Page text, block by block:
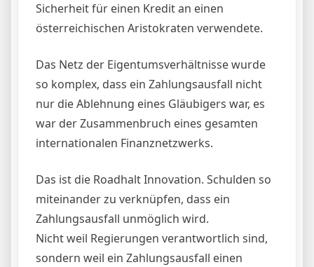
Sicherheit für einen Kredit an einen
österreichischen Aristokraten verwendete.
Das Netz der Eigentumsverhältnisse wurde
so komplex, dass ein Zahlungsausfall nicht
nur die Ablehnung eines Gläubigers war, es
war der Zusammenbruch eines gesamten
internationalen Finanznetzwerks.
Das ist die Roadhalt Innovation. Schulden so
miteinander zu verknüpfen, dass ein
Zahlungsausfall unmöglich wird.
Nicht weil Regierungen verantwortlich sind,
sondern weil ein Zahlungsausfall einen